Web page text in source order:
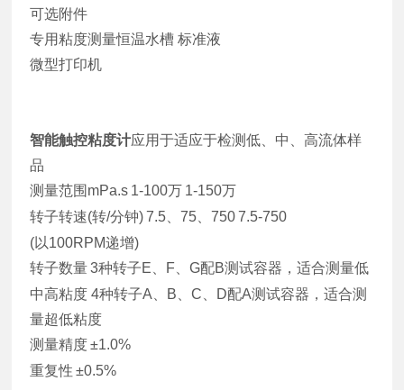
可选附件
专用粘度测量恒温水槽 标准液
微型打印机
智能触控粘度计应用于适应于检测低、中、高流体样
品
测量范围mPa.s 1-100万 1-150万
转子转速(转/分钟) 7.5、75、750 7.5-750
(以100RPM递增)
转子数量 3种转子E、F、G配B测试容器，适合测量低
中高粘度 4种转子A、B、C、D配A测试容器，适合测
量超低粘度
测量精度 ±1.0%
重复性 ±0.5%